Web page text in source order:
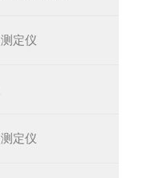
定仪
定仪